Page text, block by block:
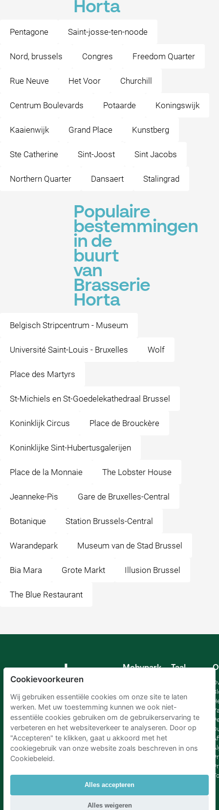
Horta
Pentagone Saint-josse-ten-noode
Nord, brussels Congres Freedom Quarter
Rue Neuve Het Voor Churchill
Centrum Boulevards Potaarde Koningswijk
Kaaienwijk Grand Place Kunstberg
Ste Catherine Sint-Joost Sint Jacobs
Northern Quarter Dansaert Stalingrad
Populaire
bestemmingen
in de
buurt
van
Brasserie
Horta
Belgisch Stripcentrum - Museum
Université Saint-Louis - Bruxelles Wolf
Place des Martyrs
St-Michiels en St-Goedelekathedraal Brussel
Koninklijk Circus Place de Brouckère
Koninklijke Sint-Hubertusgalerijen
Place de la Monnaie The Lobster House
Jeanneke-Pis Gare de Bruxelles-Central
Botanique Station Brussels-Central
Warandepark Museum van de Stad Brussel
Bia Mara Grote Markt Illusion Brussel
The Blue Restaurant
Mobypark
Taal
Spaans
Frankrijk
Italiaans
Nederlands
Parkeren Amsterdam
Cookievoorkeuren
Wij gebruiken essentiële cookies om onze site te laten
werken. Met uw toestemming kunnen we ook niet-
essentiële cookies gebruiken om de gebruikerservaring te
verbeteren en het websiteverkeer te analyseren. Door op
"Accepteren" te klikken, gaat u akkoord met het
cookiegebruik van onze website zoals beschreven in ons
Cookiebeleid.
Alles accepteren
Alles weigeren